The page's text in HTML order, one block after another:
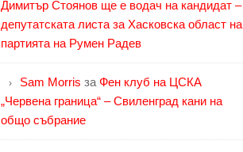
Димитър Стоянов ще е водач на кандидат –
депутатската листа за Хасковска област на
партията на Румен Радев
Sam Morris за Фен клуб на ЦСКА
„Червена граница“ – Свиленград кани на
общо събрание